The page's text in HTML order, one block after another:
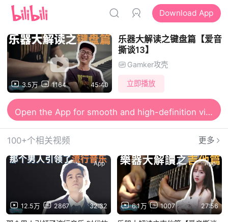
Download App
3.5万 1164 45:40
乐器大解读之键盘篇【爱音
撕谈13】
Gamker攻壳
立即播放
100+个相关视频 更多
12.5万 2867 32:32
App
6.1万 1007 27:56
App